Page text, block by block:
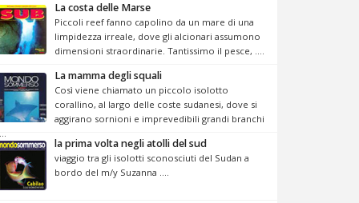
La costa delle Marse
Piccoli reef fanno capolino da un mare di una
limpidezza irreale, dove gli alcionari assumono
dimensioni straordinarie. Tantissimo il pesce, ....
La mamma degli squali
Così viene chiamato un piccolo isolotto
corallino, al largo delle coste sudanesi, dove si
aggirano sornioni e imprevedibili grandi branchi
la prima volta negli atolli del sud
viaggio tra gli isolotti sconosciuti del Sudan a
bordo del m/y Suzanna ....